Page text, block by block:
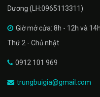
Dương (LH:0965113311)
Giờ mở cửa: 8h - 12h và
Thứ 2 - Chủ nhật
0912 101 969
trungbuigia@gmail.com